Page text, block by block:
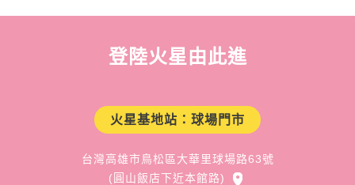
登陸火星由此進
火星基地站：球場門市
台灣高雄市鳥松區大華里球場路63號
(圓山飯店下近本館路)